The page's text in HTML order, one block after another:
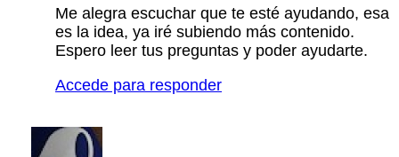
Me alegra escuchar que te esté ayudando, esa
es la idea, ya iré subiendo más contenido.
Espero leer tus preguntas y poder ayudarte.
Accede para responder